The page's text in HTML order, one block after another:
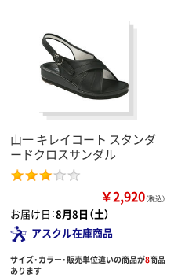
山一 キレイコート スタンダ
ードクロスサンダル
￥2,920（税込）
お届け日：8月8日（土）
アスクル在庫商品
サイズ・カラー・販売単位違いの商品が8商品
あります